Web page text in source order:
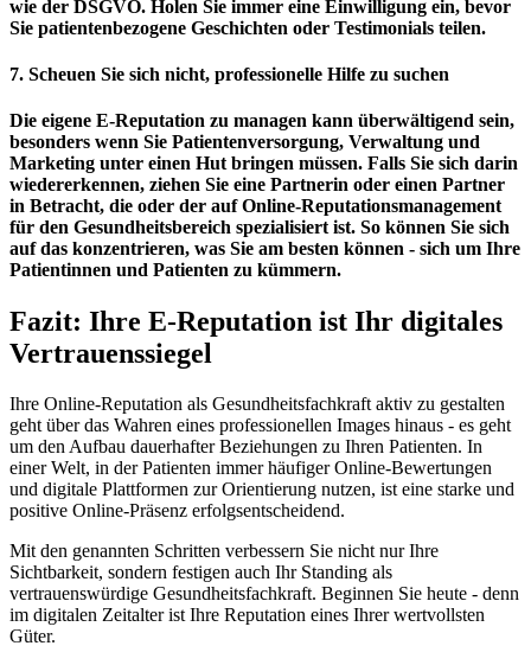
wie der DSGVO. Holen Sie immer eine Einwilligung ein, bevor
Sie patientenbezogene Geschichten oder Testimonials teilen.
7. Scheuen Sie sich nicht, professionelle Hilfe zu suchen
Die eigene E-Reputation zu managen kann überwältigend sein,
besonders wenn Sie Patientenversorgung, Verwaltung und
Marketing unter einen Hut bringen müssen. Falls Sie sich darin
wiedererkennen, ziehen Sie eine Partnerin oder einen Partner
in Betracht, die oder der auf Online-Reputationsmanagement
für den Gesundheitsbereich spezialisiert ist. So können Sie sich
auf das konzentrieren, was Sie am besten können - sich um Ihre
Patientinnen und Patienten zu kümmern.
Fazit: Ihre E-Reputation ist Ihr digitales
Vertrauenssiegel
Ihre Online-Reputation als Gesundheitsfachkraft aktiv zu gestalten
geht über das Wahren eines professionellen Images hinaus - es geht
um den Aufbau dauerhafter Beziehungen zu Ihren Patienten. In
einer Welt, in der Patienten immer häufiger Online-Bewertungen
und digitale Plattformen zur Orientierung nutzen, ist eine starke und
positive Online-Präsenz erfolgsentscheidend.
Mit den genannten Schritten verbessern Sie nicht nur Ihre
Sichtbarkeit, sondern festigen auch Ihr Standing als
vertrauenswürdige Gesundheitsfachkraft. Beginnen Sie heute - denn
im digitalen Zeitalter ist Ihre Reputation eines Ihrer wertvollsten
Güter.